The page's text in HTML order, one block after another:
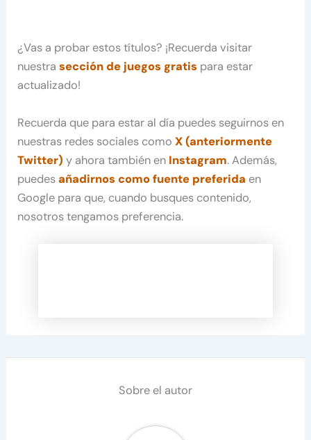
¿Vas a probar estos títulos? ¡Recuerda visitar
nuestrasección de juegos gratis para estar
actualizado!
Recuerda que para estar al día puedes seguirnos en
nuestras redes sociales comoX (anteriormente
Twitter) y ahora también en Instagram. Además,
puedesañadirnos como fuente preferida en
Google para que, cuando busques contenido,
nosotros tengamos preferencia.
Sobre el autor